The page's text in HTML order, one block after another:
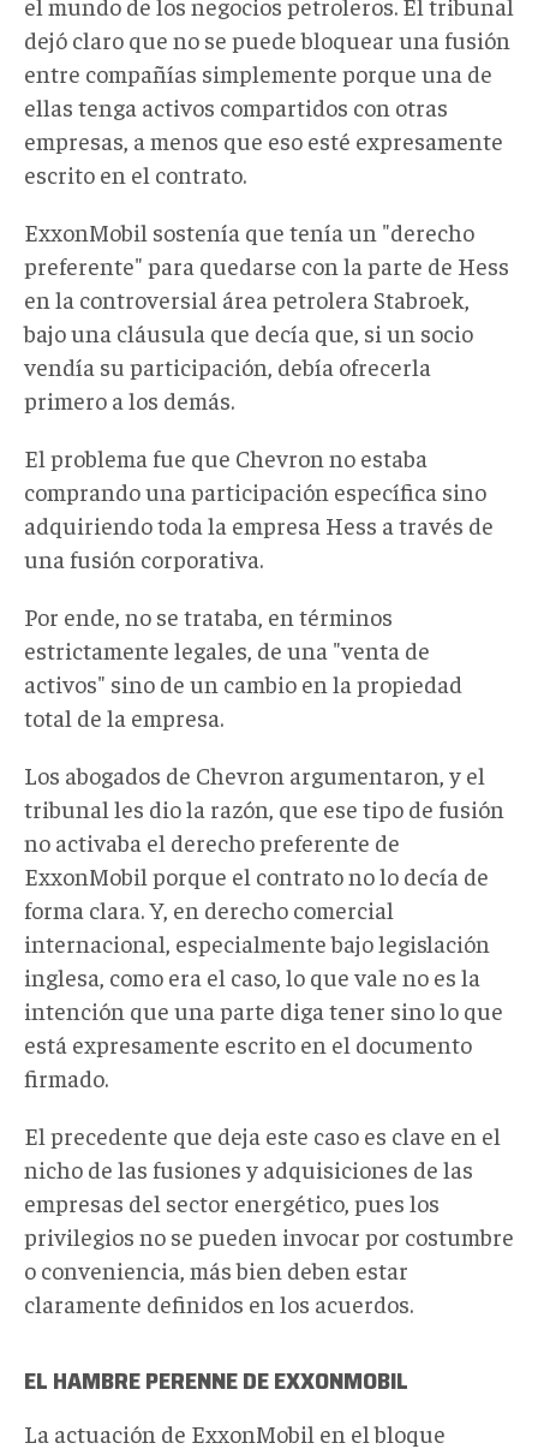
dejó claro que no se puede bloquear una fusión
entre compañías simplemente porque una de
ellas tenga activos compartidos con otras
empresas, a menos que eso esté expresamente
escrito en el contrato.
ExxonMobil sostenía que tenía un "derecho
preferente" para quedarse con la parte de Hess
en la controversial área petrolera Stabroek,
bajo una cláusula que decía que, si un socio
vendía su participación, debía ofrecerla
primero a los demás.
El problema fue que Chevron no estaba
comprando una participación específica sino
adquiriendo toda la empresa Hess a través de
una fusión corporativa.
Por ende, no se trataba , en términos
estrictamente legales , de una "venta de
activos" sino de un cambio en la propiedad
total de la empresa.
Los abogados de Chevron argumentaron, y el
tribunal les dio la razón, que ese tipo de fusión
no activaba el derecho preferente de
ExxonMobil porque el contrato no lo decía de
forma clara. Y, en derecho comercial
internacional especialmente bajo legislación
inglesa, como era el caso, lo que vale no es la
intención que una parte diga tener sino lo que
está expresamente escrito en el documento
firmado.
El precedente que deja este caso es clave en el
nicho de las fusiones y adquisiciones de las
empresas del sector energético, pues los
privilegios no se pueden invocar por costumbre
o conveniencia, más bien deben estar
claramente definidos en los acuerdos.
EL HAMBRE PERENNE DE EXXONMOBIL
La actuación de ExxonMobil en el bloque